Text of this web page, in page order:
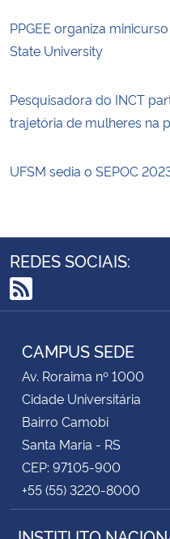
PPGEE organiza
State University
Pesquisadora do INCT
trajetória de mulheres na
UFSM sedia o SEPOC
REDES SOCIAIS:
RSS
CAMPUS SEDE
Av. Roraima nº 1000
Cidade Universitária
Bairro Camobi
Santa Maria - RS
CEP: 97105-900
+55 (55) 3220-8000